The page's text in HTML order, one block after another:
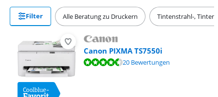
Filter Alle Beratung zu Druckern Tintenstrahl-,
Canon PIXMA TS7550i
Bewertet mit 8,6 von 10, basierend auf 20 Bewertungen.
20 Bewertungen